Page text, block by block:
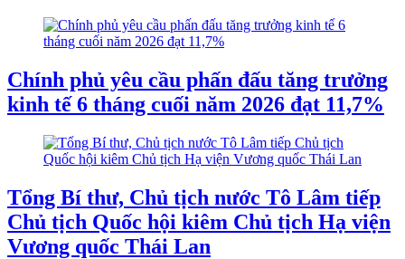
Chính phủ yêu cầu phấn đấu tăng trưởng
kinh tế 6 tháng cuối năm 2026 đạt 11,7%
Tổng Bí thư, Chủ tịch nước Tô Lâm tiếp
Chủ tịch Quốc hội kiêm Chủ tịch Hạ viện
Vương quốc Thái Lan